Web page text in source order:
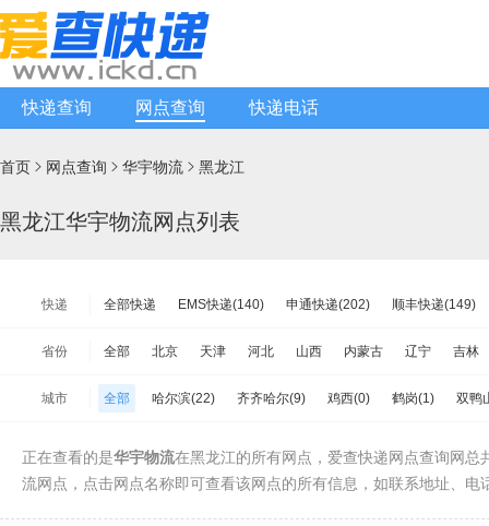
快递查询 网点查询 快递电话
首页  网点查询  华宇物流  黑龙江
黑龙江华宇物流网点列表
快递 全部快递 EMS快递(140) 申通快递(202) 顺丰快递(149)
增益快递(20) 安能物流(347) 苏宁快递(132) 全一快递(21)
中铁物流(157) 品骏快递(104) 远成快运(23) 百世汇通快
省份 全部 北京 天津 河北 山西 内蒙古 辽宁 吉林
江苏
海南
台湾省 香港 澳门
城市 全部 哈尔滨(22) 齐齐哈尔(9) 鸡西(0) 鹤岗(1) 双鸭
正在查看的是华宇物流在黑龙江的所有网点，爱查快递网点查询网总
流网点，点击网点名称即可查看该网点的所有信息，如联系地址、电